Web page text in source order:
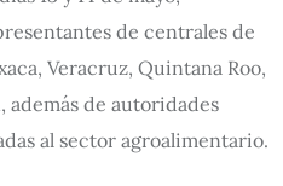
de centrales de
Veracruz, Quintana Roo,
además de autoridades
al sector agroalimentario.